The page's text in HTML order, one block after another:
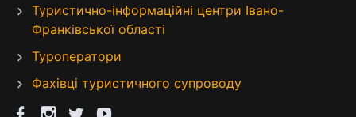
Туристично-інформаційні центри Івано-
Франківської області
Туроператори
Фахівці туристичного супроводу